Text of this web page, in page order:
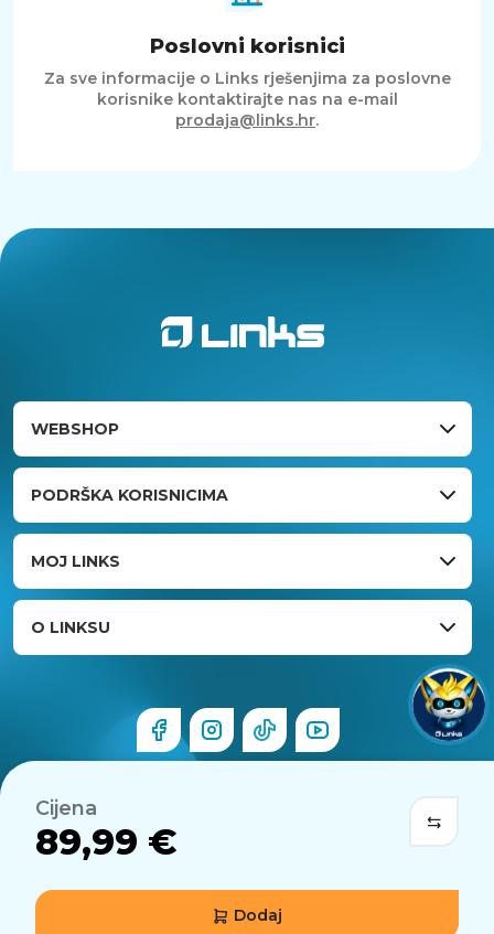
Cijena
89,99 €
Dodaj
Poslovni korisnici
Za sve informacije o Links rješenjima za poslovne
korisnike kontaktirajte nas na e-mail
prodaja@links.hr.
WEBSHOP
PODRŠKA KORISNICIMA
MOJ LINKS
O LINKSU